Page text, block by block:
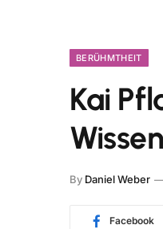
BERÜHMTHEIT
Kai
By Daniel Weber
Facebook